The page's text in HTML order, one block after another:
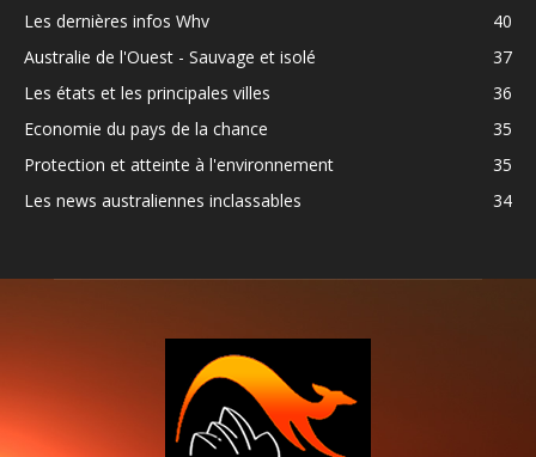
Les dernières infos Whv
40
Australie de l'Ouest - Sauvage et isolé
37
Les états et les principales villes
36
Economie du pays de la chance
35
Protection et atteinte à l'environnement
35
Les news australiennes inclassables
34